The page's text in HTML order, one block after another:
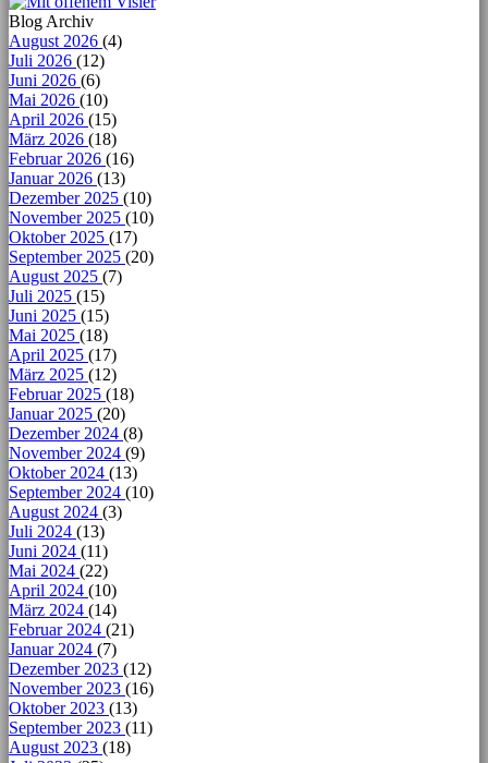
Blog Archiv
August 2026 (4)
Juli 2026 (12)
Juni 2026 (6)
Mai 2026 (10)
April 2026 (15)
März 2026 (18)
Februar 2026 (16)
Januar 2026 (13)
Dezember 2025 (10)
November 2025 (10)
Oktober 2025 (17)
September 2025 (20)
August 2025 (7)
Juli 2025 (15)
Juni 2025 (15)
Mai 2025 (18)
April 2025 (17)
März 2025 (12)
Februar 2025 (18)
Januar 2025 (20)
Dezember 2024 (8)
November 2024 (9)
Oktober 2024 (13)
September 2024 (10)
August 2024 (3)
Juli 2024 (13)
Juni 2024 (11)
Mai 2024 (22)
April 2024 (10)
März 2024 (14)
Februar 2024 (21)
Januar 2024 (7)
Dezember 2023 (12)
November 2023 (16)
Oktober 2023 (13)
September 2023 (11)
August 2023 (18)